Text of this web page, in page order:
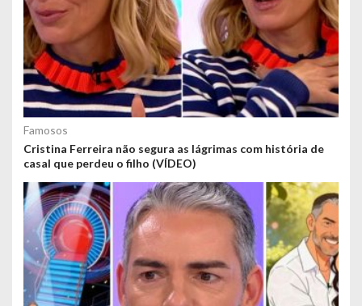
Famosos
Cristina Ferreira não segura as lágrimas com história de
casal que perdeu o filho (VÍDEO)